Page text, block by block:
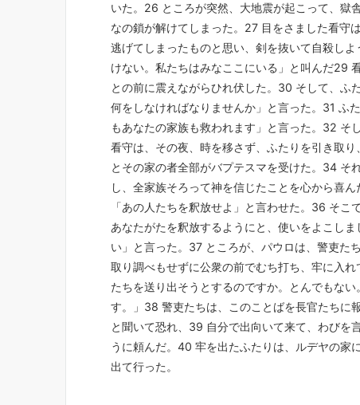
いた。26 ところが突然、大地震が起こって、獄
なの鎖が解けてしまった。27 目をさました看守
逃げてしまったものと思い、剣を抜いて自殺し
けない。私たちはみなここにいる」と叫んだ29
との前に震えながらひれ伏した。30 そして、ふ
何をしなければなりませんか」と言った。31 ふ
もあなたの家族も救われます」と言った。32 そ
看守は、その夜、時を移さず、ふたりを引き取
とその家の者全部がバプテスマを受けた。34 そ
し、全家族そろって神を信じたことを心から喜
「あの人たちを釈放せよ」と言わせた。36 そこ
あなたがたを釈放するようにと、使いをよこし
い」と言った。37 ところが、パウロは、警吏た
取り調べもせずに公衆の前でむち打ち、牢に入
たちを送り出そうとするのですか。とんでもな
す。」38 警吏たちは、このことばを長官たちに
と聞いて恐れ、39 自分で出向いて来て、わびを
うに頼んだ。40 牢を出たふたりは、ルデヤの家
出て行った。